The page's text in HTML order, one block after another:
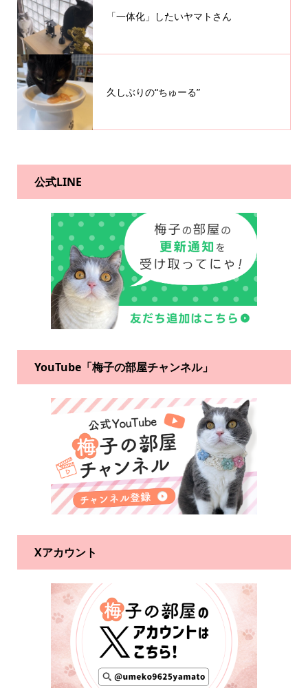
「一体化」したいヤマトさん
久しぶりの“ちゅーる”
公式LINE
YouTube「梅子の部屋チャンネル」
Xアカウント